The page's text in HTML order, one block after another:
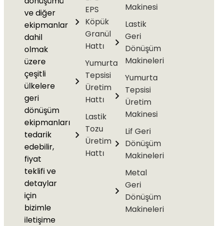
ve diğer
ekipmanlar
dahil
olmak
üzere
çeşitli
ülkelere
geri
dönüşüm
ekipmanları
tedarik
edebilir,
fiyat
teklifi ve
detaylar
için
bizimle
iletişime
EPS
Köpük
Granül
Hattı
Yumurta
Tepsisi
Üretim
Hattı
Lastik
Tozu
Üretim
Hattı
Makinesi
Lastik
Geri
Dönüşüm
Makineleri
Yumurta
Tepsisi
Üretim
Makinesi
Lif Geri
Dönüşüm
Makineleri
Metal
Geri
Dönüşüm
Makineleri